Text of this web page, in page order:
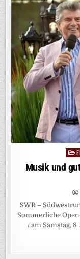
in
Musik und
SWR –
Sommerliche
/ am Samstag,